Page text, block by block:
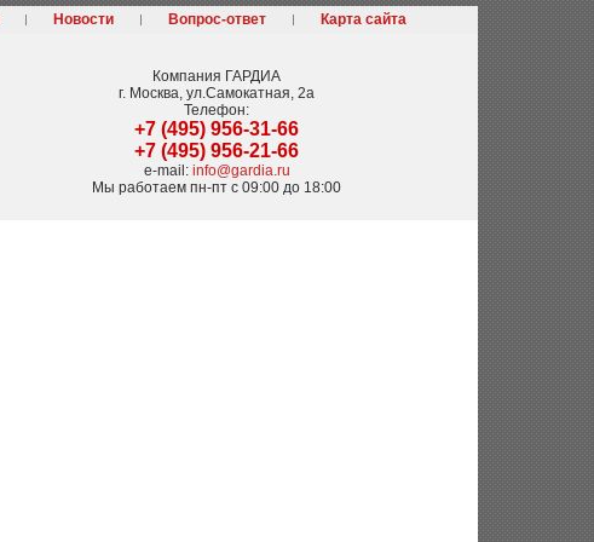
Новости Вопрос-ответ Карта сайта
Компания ГАРДИА
г. Москва, ул.Самокатная, 2а
Телефон:
+7 (495) 956-31-66
+7 (495) 956-21-66
e-mail: info@gardia.ru
Мы работаем пн-пт с 09:00 до 18:00